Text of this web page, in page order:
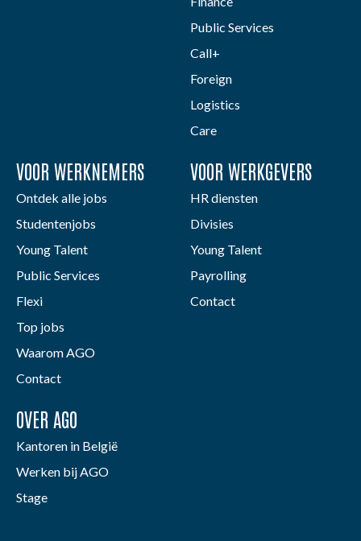
Public Services
Call+
Foreign
Logistics
Care
VOOR WERKNEMERS
Ontdek alle jobs
Studentenjobs
Young Talent
Public Services
Flexi
Top jobs
Waarom AGO
Contact
VOOR WERKGEVERS
HR diensten
Divisies
Young Talent
Payrolling
Contact
OVER AGO
Kantoren in België
Werken bij AGO
Stage